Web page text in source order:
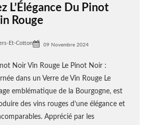
L’Élégance Du Pinot
Rouge
Et-Cotton 09 Novembre 2024
Noir Vin Rouge Le Pinot Noir :
dans un Verre de Vin Rouge Le
emblématique de la Bourgogne, est
des vins rouges d’une élégance et
Apprécié par les